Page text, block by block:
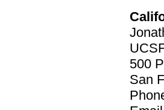
500
San